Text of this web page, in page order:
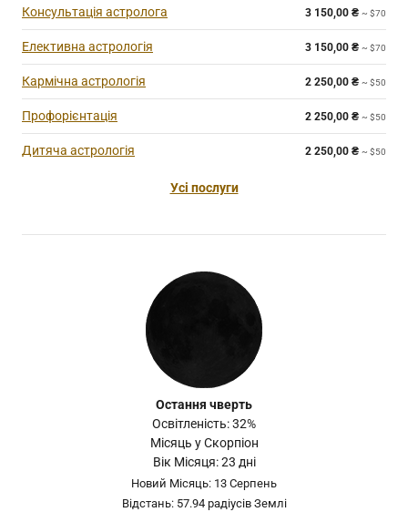
Консультація астролога 3 150,00 ₴ ~ $70
Елективна астрологія 3 150,00 ₴ ~ $70
Кармічна астрологія 2 250,00 ₴ ~ $50
Профорієнтація 2 250,00 ₴ ~ $50
Дитяча астрологія 2 250,00 ₴ ~ $50
Усі послуги
Остання чверть
Освітленість: 32%
Місяць у Скорпіон
Вік Місяця: 23 дні
Новий Місяць: 13 Серпень
Відстань: 57.94 радіусів Землі